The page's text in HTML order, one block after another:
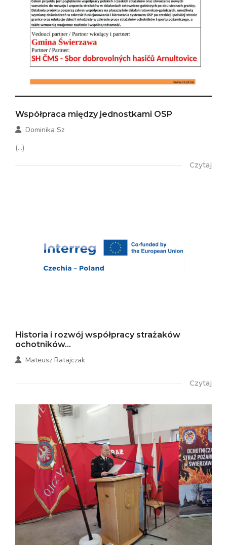
Współpraca między jednostkami OSP
Dominika Sz
(...)
Czytaj
Historia i rozwój współpracy strażaków
ochotników...
Mateusz Ratajczak
Czytaj